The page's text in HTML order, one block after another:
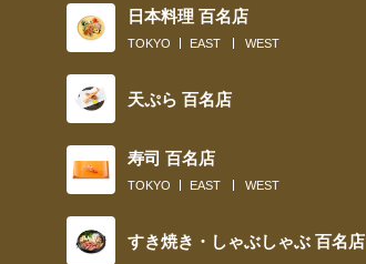
日本料理 百名店
TOKYO EAST WEST
天ぷら 百名店
寿司 百名店
TOKYO EAST WEST
すき焼き・しゃぶしゃぶ 百名店